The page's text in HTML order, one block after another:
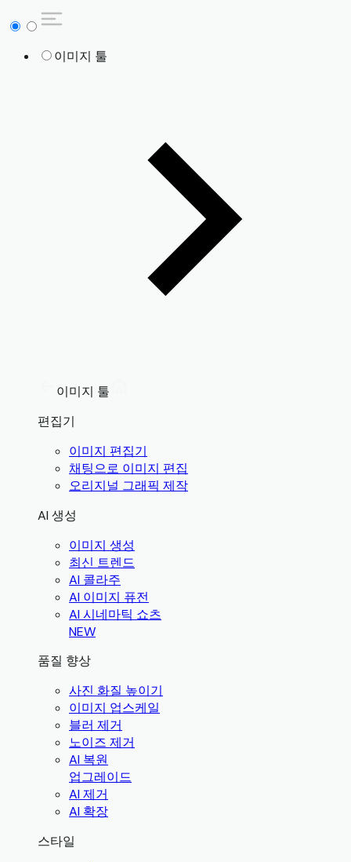
이미지 툴
이미지 툴
편집기
이미지 편집기
채팅으로 이미지 편집
오리지널 그래픽 제작
AI 생성
이미지 생성
최신 트렌드
AI 콜라주
AI 이미지 퓨전
AI 시네마틱 쇼츠
NEW
품질 향상
사진 화질 높이기
이미지 업스케일
블러 제거
노이즈 제거
AI 복원
업그레이드
AI 제거
AI 확장
스타일